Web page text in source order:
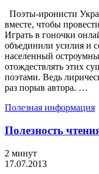
Поэты-иронисти
вместе, чтобы
Играть в гоночки
объединили усилия и
населенный
отождествлять этих
поэтами. Ведь
раз порыв автора. …
Полезная информация
Полезность
2 минут
17.07.2013